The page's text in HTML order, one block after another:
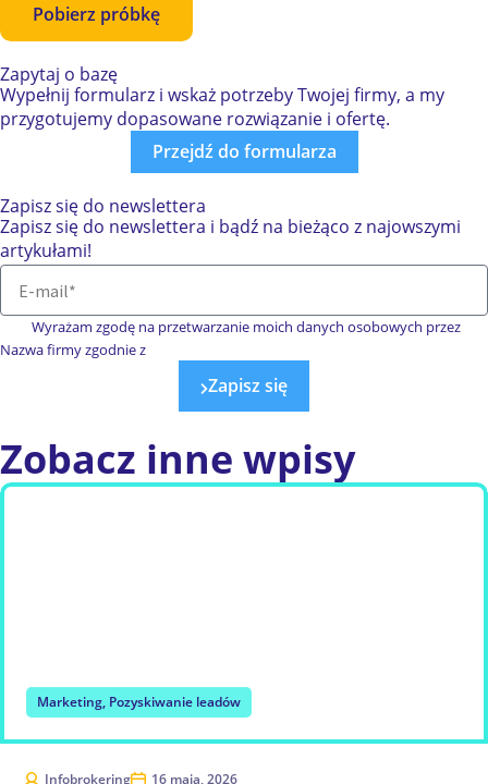
Pobierz próbkę
Zapytaj o bazę
Wypełnij formularz i wskaż potrzeby Twojej firmy, a my
przygotujemy dopasowane rozwiązanie i ofertę.
Przejdź do formularza
Zapisz się do newslettera
Zapisz się do newslettera i bądź na bieżąco z najowszymi
artykułami!
Wyrażam zgodę na przetwarzanie moich danych osobowych przez
Nazwa firmy zgodnie z
Zapisz się
Zobacz inne wpisy
Marketing, Pozyskiwanie leadów
Infobrokering 16 maja, 2026